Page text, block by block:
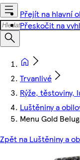
Přejít na hlavní
Přeskočit na
Trvanlivé
Rýže, těstoviny,
Luštěniny a
Menu Gold
Zpět na Luštěniny a